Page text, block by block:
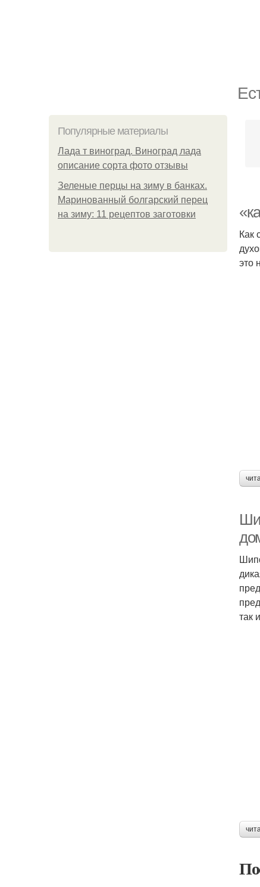
Популярные материалы
Лада т виноград. Виноград лада
описание сорта фото отзывы
Зеленые перцы на зиму в банках.
Маринованный болгарский перец
на зиму: 11 рецептов заготовки
Как
это
так